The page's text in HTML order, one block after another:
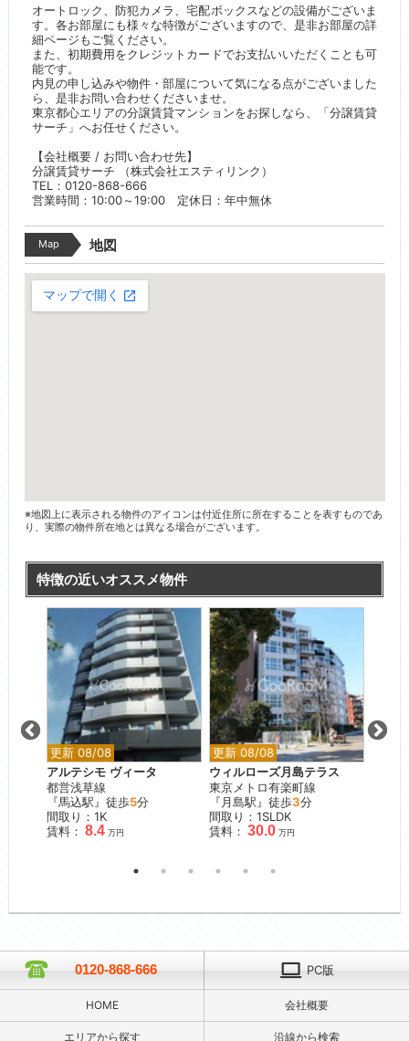
オートロック、防犯カメラ、宅配ボックスなどの設備がございま
す。各お部屋にも様々な特徴がございますので、是非お部屋の詳
細ページもご覧ください。
また、初期費用をクレジットカードでお支払いいただくことも可
能です。
内見の申し込みや物件・部屋について気になる点がございました
ら、是非お問い合わせくださいませ。
東京都心エリアの分譲賃貸マンションをお探しなら、「分譲賃貸
サーチ」へお任せください。
【会社概要 / お問い合わせ先】
分譲賃貸サーチ （株式会社エスティリンク）
TEL：0120-868-666
営業時間：10:00～19:00 定休日：年中無休
Map 地図
※地図上に表示される物件のアイコンは付近住所に所在することを表すものであ
り、実際の物件所在地とは異なる場合がございます。
特徴の近いオススメ物件
更新 08/08
アルテシモ ヴィータ
都営浅草線
『馬込駅』徒歩5分
間取り：1K
賃料： 8.4 万円
更新 08/08
ウィルローズ月島テラス
東京メトロ有楽町線
『月島駅』徒歩3分
間取り：1SLDK
賃料： 30.0 万円
0120-868-666 PC版
HOME 会社概要
エリアから探す 沿線から検索